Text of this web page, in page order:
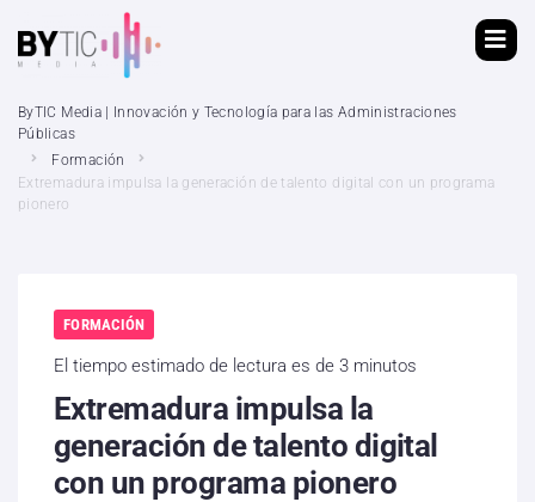
ByTIC Media | Innovación y Tecnología para las Administraciones
Públicas
Formación
Extremadura impulsa la generación de talento digital con un programa
pionero
FORMACIÓN
El tiempo estimado de lectura es de 3 minutos
Extremadura impulsa la
generación de talento digital
con un programa pionero